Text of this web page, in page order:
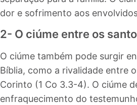
dor e sofrimento aos
2- O ciúme entre os
O ciúme também pode surgir
Bíblia, como a rivalidade entre
Corinto (1 Co 3.3-4). O ciúme
enfraquecimento do